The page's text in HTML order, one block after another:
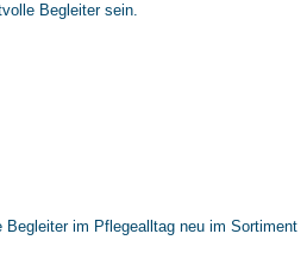
Begleiter sein.
Begleiter im Pflegealltag neu im Sortiment